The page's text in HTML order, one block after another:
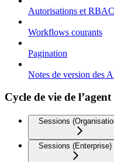
Autorisations et RBAC
Workflows courants
Pagination
Notes de version des
Cycle de vie de l’agent
Sessions
Sessions (Enterprise)